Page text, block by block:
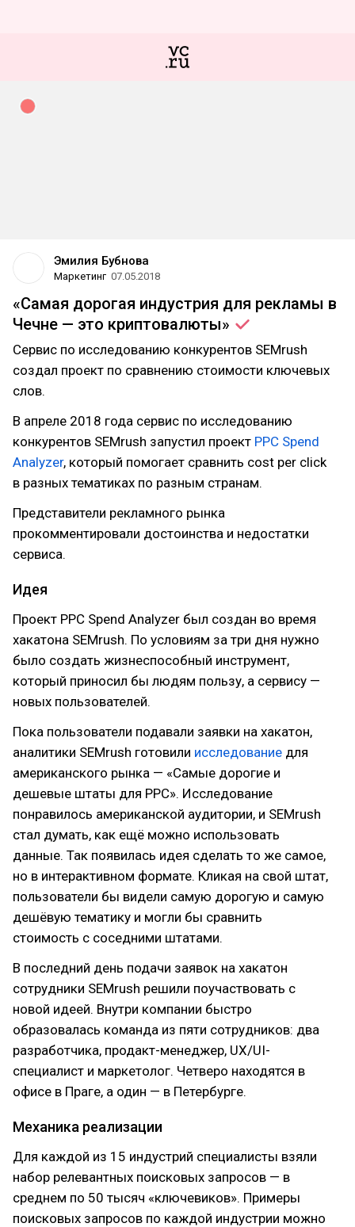
Эмилия Бубнова
Маркетинг 07.05.2018
«Cамая дорогая индустрия для рекламы в
Чечне — это криптовалюты»
Сервис по исследованию конкурентов SEMrush
создал проект по сравнению стоимости ключевых
слов.
В апреле 2018 года сервис по исследованию
конкурентов SEMrush запустил проект PPC Spend
Analyzer, который помогает сравнить cost per click
в разных тематиках по разным странам.
Представители рекламного рынка
прокомментировали достоинства и недостатки
сервиса.
Идея
Проект PPC Spend Analyzer был создан во время
хакатона SEMrush. По условиям за три дня нужно
было создать жизнеспособный инструмент,
который приносил бы людям пользу, а сервису —
новых пользователей.
Пока пользователи подавали заявки на хакатон,
аналитики SEMrush готовили исследование для
американского рынка — «Самые дорогие и
дешевые штаты для РРС». Исследование
понравилось американской аудитории, и SEMrush
стал думать, как ещё можно использовать
данные. Так появилась идея сделать то же самое,
но в интерактивном формате. Кликая на свой штат,
пользователи бы видели самую дорогую и самую
дешёвую тематику и могли бы сравнить
стоимость с соседними штатами.
В последний день подачи заявок на хакатон
сотрудники SEMrush решили поучаствовать с
новой идеей. Внутри компании быстро
образовалась команда из пяти сотрудников: два
разработчика, продакт-менеджер, UX/UI-
специалист и маркетолог. Четверо находятся в
офисе в Праге, а один — в Петербурге.
Механика реализации
Для каждой из 15 индустрий специалисты взяли
набор релевантных поисковых запросов — в
среднем по 50 тысяч «ключевиков». Примеры
поисковых запросов по каждой индустрии можно